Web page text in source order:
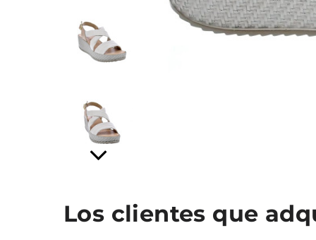
Los clientes que